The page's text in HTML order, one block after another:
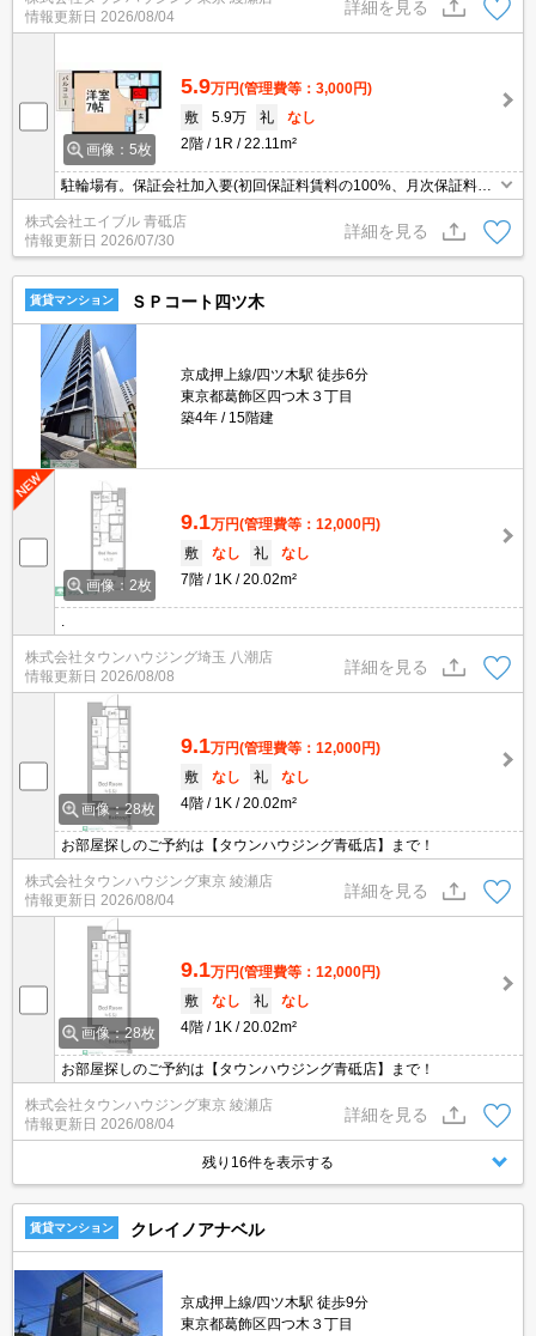
情報更新日 2026/08/04
詳細を見る
画像：5枚
5.9万円(管理費等：3,000円)
敷
5.9万 礼
なし
2階
1R 22.11m²
駐輪場有。保証会社加入要(初回保証料賃料の100%、月次保証料
1%)。独立洗面化粧台付き。温水洗浄便座付き。バス・トイレ別。
室内洗濯機置場。仲介手数料家賃の0.55ヵ月分。新生活のスタート
はここから。
株式会社エイブル 青砥店
情報更新日 2026/07/30
詳細を見る
賃貸マンション ＳＰコート四ツ木
京成押上線/四ツ木駅 徒歩6分
東京都葛飾区四つ木３丁目
築4年
15階建
画像：2枚
9.1万円(管理費等：12,000円)
敷
なし 礼
なし
7階
1K 20.02m²
株式会社タウンハウジング埼玉 八潮店
情報更新日 2026/08/08
詳細を見る
画像：28枚
9.1万円(管理費等：12,000円)
敷
なし 礼
なし
4階
1K 20.02m²
お部屋探しのご予約は【タウンハウジング青砥店】まで！
株式会社タウンハウジング東京 綾瀬店
情報更新日 2026/08/04
詳細を見る
画像：28枚
9.1万円(管理費等：12,000円)
敷
なし 礼
なし
4階
1K 20.02m²
お部屋探しのご予約は【タウンハウジング青砥店】まで！
株式会社タウンハウジング東京 綾瀬店
情報更新日 2026/08/04
詳細を見る
残り16件を表示する
賃貸マンション クレイノアナベル
京成押上線/四ツ木駅 徒歩9分
東京都葛飾区四つ木３丁目